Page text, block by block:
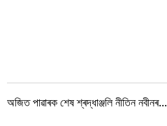
অজিত পাৱাৰক শেষ শ্ৰদ্ধাঞ্জলি নীতিন নবীনৰ...